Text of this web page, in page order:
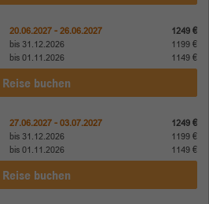
20.06.2027 - 26.06.2027
bis 31.12.2026
bis 01.11.2026
1249 €
1199 €
1149 €
Reise buchen
27.06.2027 - 03.07.2027
bis 31.12.2026
bis 01.11.2026
1249 €
1199 €
1149 €
Reise buchen